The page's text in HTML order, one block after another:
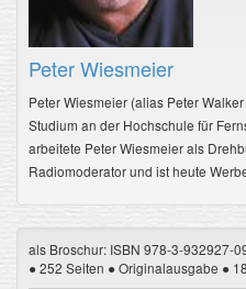
Peter Wiesmeier
Peter Wiesmeier (alias Peter
Studium an der Hochschule für
arbeitete Peter Wiesmeier als
Radiomoderator und ist heute
als Broschur: ISBN 978-3-932927-
● 252 Seiten ● Originalausgabe ●